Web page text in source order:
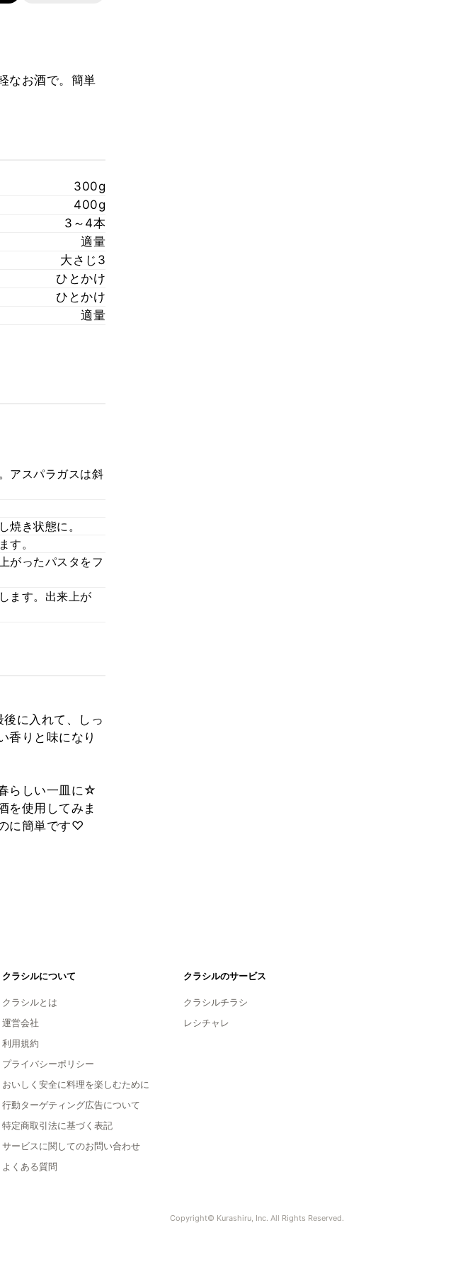
なお酒で。簡単
300g
400g
3～4本
適量
大さじ3
ひとかけ
ひとかけ
適量
アスパラガスは斜
焼き状態に。
す。
がったパスタをフ
ます。出来上が
に入れて、しっ
香りと味になり
らしい一皿に☆
を使用してみま
に簡単です♡
クラシルについて
クラシルとは
運営会社
利用規約
プライバシーポリシー
おいしく安全に料理を楽しむために
行動ターゲティング広告について
特定商取引法に基づく表記
サービスに関してのお問い合わせ
よくある質問
クラシルのサービス
クラシルチラシ
レシチャレ
Copyright© Kurashiru, Inc. All Rights Reserved.